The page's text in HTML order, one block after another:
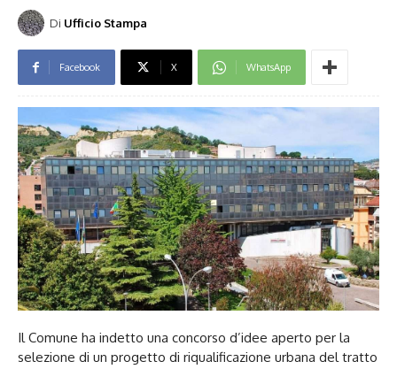
Di Ufficio Stampa
Facebook X WhatsApp
Il Comune ha indetto una concorso d’idee aperto per la
selezione di un progetto di riqualificazione urbana del tratto